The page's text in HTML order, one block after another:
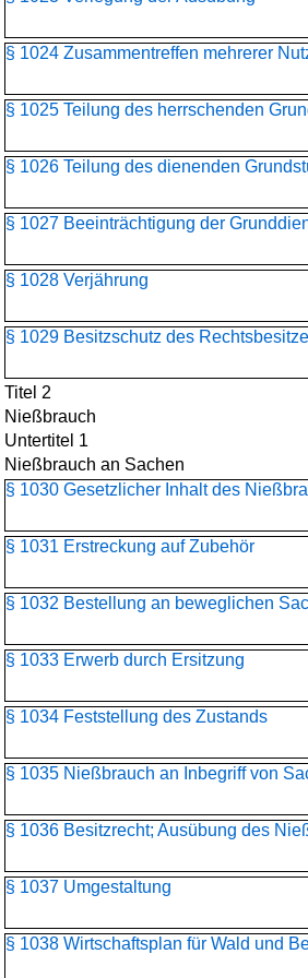
§ 1024 Zusammentreffen mehrerer
§ 1025 Teilung des herrschenden
§ 1026 Teilung des dienenden
§ 1027 Beeinträchtigung der
§ 1028 Verjährung
§ 1029 Besitzschutz des
Titel 2
Nießbrauch
Untertitel 1
Nießbrauch an Sachen
§ 1030 Gesetzlicher Inhalt des
§ 1031 Erstreckung auf Zubehör
§ 1032 Bestellung an beweglichen
§ 1033 Erwerb durch Ersitzung
§ 1034 Feststellung des Zustands
§ 1035 Nießbrauch an Inbegriff von
§ 1036 Besitzrecht; Ausübung des
§ 1037 Umgestaltung
§ 1038 Wirtschaftsplan für Wald und